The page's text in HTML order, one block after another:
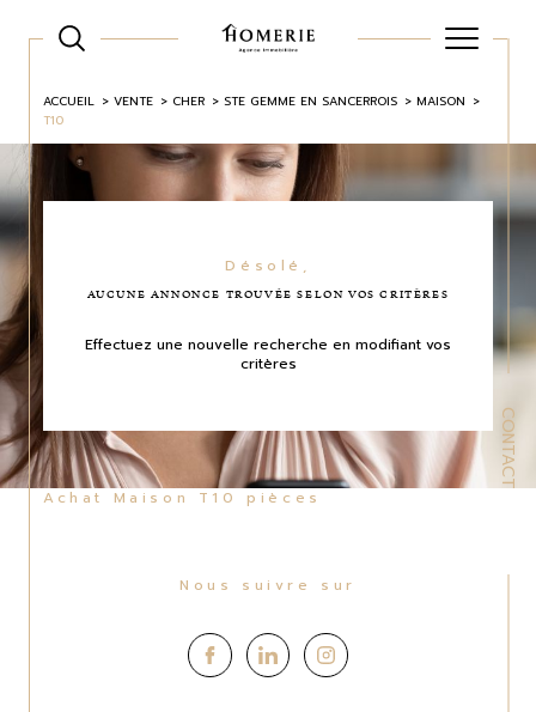
CONTACT
ACCUEIL VENTE CHER STE GEMME EN SANCERROIS
MAISON
T10
Désolé,
AUCUNE ANNONCE TROUVÉE SELON VOS CRITÈRES
Effectuez une nouvelle recherche en modifiant vos
critères
Achat Maison T10 pièces
Nous suivre sur